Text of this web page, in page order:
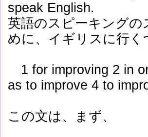
speak English.
英語のスピーキング
めに、イギリスに行く
1 for improving 2 in
as to improve 4 to
この文は、まず、